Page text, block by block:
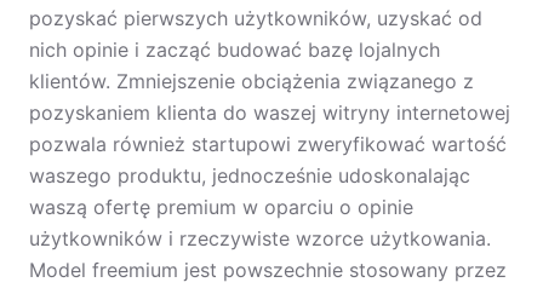
pozyskać pierwszych użytkowników, uzyskać od
nich opinie i zacząć budować bazę lojalnych
klientów. Zmniejszenie obciążenia związanego z
pozyskaniem klienta do waszej witryny internetowej
pozwala również startupowi zweryfikować wartość
waszego produktu, jednocześnie udoskonalając
waszą ofertę premium w oparciu o opinie
użytkowników i rzeczywiste wzorce użytkowania.
Model freemium jest powszechnie stosowany przez